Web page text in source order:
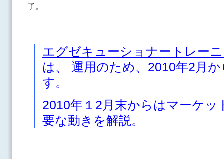
了。
エグゼキューショナートレー
は、 運用のため、2010年2月
す。
2010年１2月末からはマーケ
要な動きを解説。